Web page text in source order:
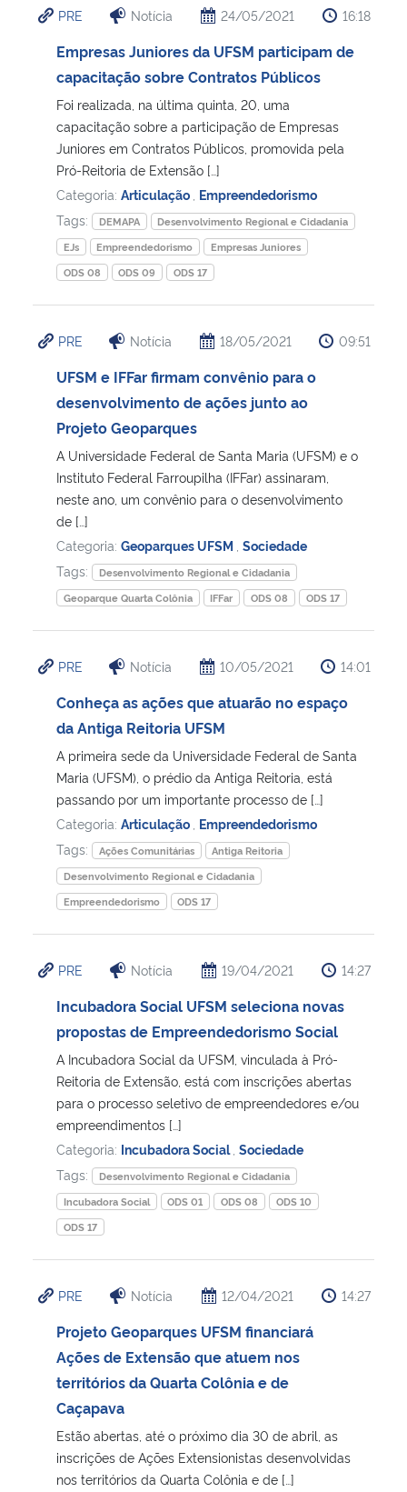
Ministério da Cidadania
Ministério da Saúde
Ministério de Minas e Energia
Ministério da Ciência, Tecnologia, Inovações e Comunicações
Ministério do Meio Ambiente
Ministério do Turismo
Ministério do Desenvolvimento Regional
Controladoria-Geral da União
Ministério da Mulher, da Família e dos Direitos Humanos
Secretaria-Geral
Secretaria de Governo
Gabinete de Segurança Institucional
Advocacia-Geral da União
PRE Notícia 24/05/2021 16:18
Empresas Juniores da UFSM participam de
capacitação sobre Contratos Públicos
Foi realizada, na última quinta, 20, uma
capacitação sobre a participação de Empresas
Juniores em Contratos Públicos, promovida pela
Pró-Reitoria de Extensão […]
Categoria: Articulação Empreendedorismo
Tags:
DEMAPA
Desenvolvimento Regional e Cidadania
EJs
Empreendedorismo
Empresas Juniores
ODS 08
ODS 09 ODS 17
PRE Notícia 18/05/2021 09:51
UFSM e IFFar firmam convênio para o
desenvolvimento de ações junto ao
Projeto Geoparques
A Universidade Federal de Santa Maria (UFSM) e o
Instituto Federal Farroupilha (IFFar) assinaram,
neste ano, um convênio para o desenvolvimento
de […]
Categoria: Geoparques UFSM Sociedade
Tags:
Desenvolvimento Regional e Cidadania
Geoparque Quarta Colônia
IFFar ODS 08 ODS 17
PRE Notícia 10/05/2021 14:01
Conheça as ações que atuarão no espaço
da Antiga Reitoria UFSM
A primeira sede da Universidade Federal de Santa
Maria (UFSM), o prédio da Antiga Reitoria, está
passando por um importante processo de […]
Categoria: Articulação Empreendedorismo
Tags:
Ações Comunitárias
Antiga Reitoria
Desenvolvimento Regional e Cidadania
Empreendedorismo
ODS 17
PRE Notícia 19/04/2021 14:27
Incubadora Social UFSM seleciona novas
propostas de Empreendedorismo Social
A Incubadora Social da UFSM, vinculada à Pró-
Reitoria de Extensão, está com inscrições abertas
para o processo seletivo de empreendedores e/ou
empreendimentos […]
Categoria: Incubadora Social Sociedade
Tags:
Desenvolvimento Regional e Cidadania
Incubadora Social
ODS 01 ODS 08
ODS 10
ODS 17
PRE Notícia 12/04/2021 14:27
Projeto Geoparques UFSM financiará
Ações de Extensão que atuem nos
territórios da Quarta Colônia e de
Caçapava
Estão abertas, até o próximo dia 30 de abril, as
inscrições de Ações Extensionistas desenvolvidas
nos territórios da Quarta Colônia e de […]